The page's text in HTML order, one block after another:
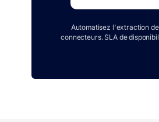
Automatisez l'extraction
connecteurs. SLA de